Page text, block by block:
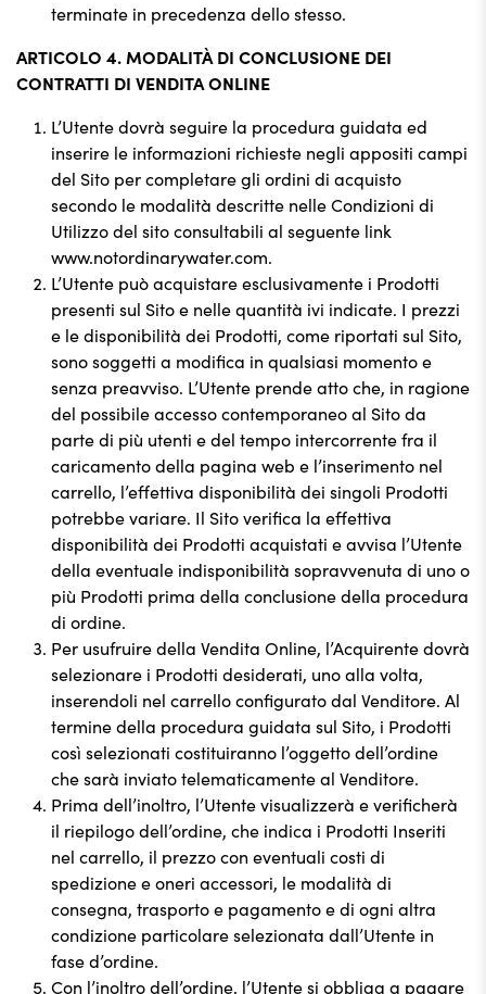
terminate in precedenza dello stesso.
ARTICOLO 4. MODALITÀ DI CONCLUSIONE DEI
CONTRATTI DI VENDITA ONLINE
L’Utente dovrà seguire la procedura guidata ed
inserire le informazioni richieste negli appositi campi
del Sito per completare gli ordini di acquisto
secondo le modalità descritte nelle Condizioni di
Utilizzo del sito consultabili al seguente link
www.notordinarywater.com.
L’Utente può acquistare esclusivamente i Prodotti
presenti sul Sito e nelle quantità ivi indicate. I prezzi
e le disponibilità dei Prodotti, come riportati sul Sito,
sono soggetti a modifica in qualsiasi momento e
senza preavviso. L’Utente prende atto che, in ragione
del possibile accesso contemporaneo al Sito da
parte di più utenti e del tempo intercorrente fra il
caricamento della pagina web e l’inserimento nel
carrello, l’effettiva disponibilità dei singoli Prodotti
potrebbe variare. Il Sito verifica la effettiva
disponibilità dei Prodotti acquistati e avvisa l’Utente
della eventuale indisponibilità sopravvenuta di uno o
più Prodotti prima della conclusione della procedura
di ordine.
Per usufruire della Vendita Online, l’Acquirente dovrà
selezionare i Prodotti desiderati, uno alla volta,
inserendoli nel carrello configurato dal Venditore. Al
termine della procedura guidata sul Sito, i Prodotti
così selezionati costituiranno l’oggetto dell’ordine
che sarà inviato telematicamente al Venditore.
Prima dell’inoltro, l’Utente visualizzerà e verificherà
il riepilogo dell’ordine, che indica i Prodotti Inseriti
nel carrello, il prezzo con eventuali costi di
spedizione e oneri accessori, le modalità di
consegna, trasporto e pagamento e di ogni altra
condizione particolare selezionata dall’Utente in
fase d’ordine.
Con l’inoltro dell’ordine, l’Utente si obbliga a pagare